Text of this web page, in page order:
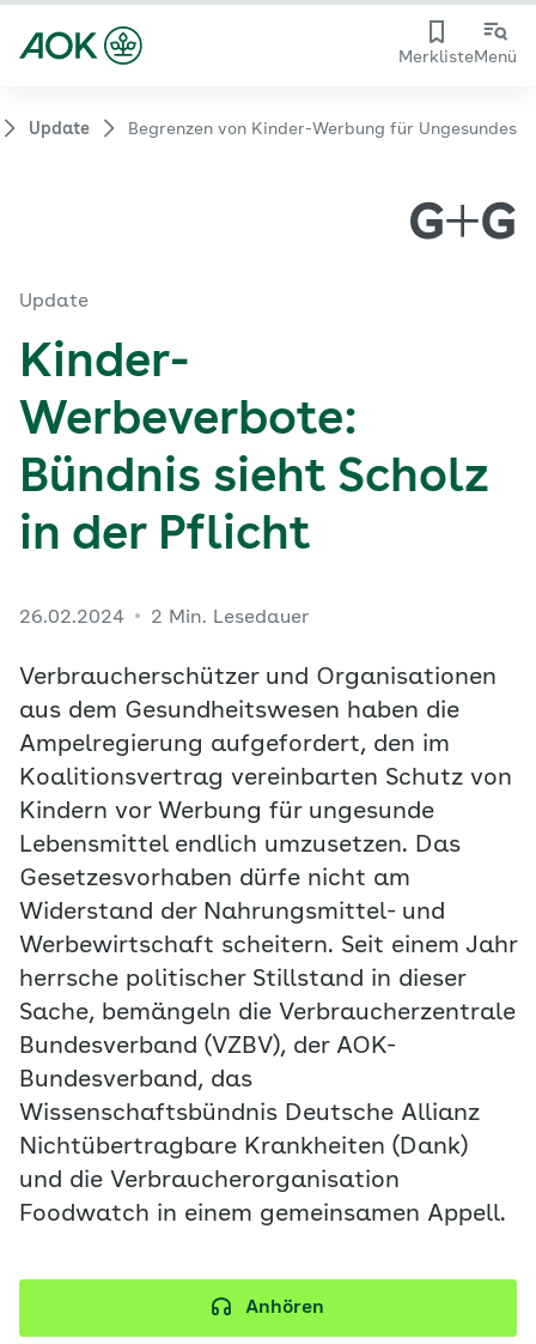
MerklisteMenü
Update Begrenzen von Kinder-Werbung für Ungesundes
Update
Kinder-
Werbeverbote:
Bündnis sieht Scholz
in der Pflicht
26.02.2024 2 Min. Lesedauer
Verbraucherschützer und Organisationen
aus dem Gesundheitswesen haben die
Ampelregierung aufgefordert, den im
Koalitionsvertrag vereinbarten Schutz von
Kindern vor Werbung für ungesunde
Lebensmittel endlich umzusetzen. Das
Gesetzesvorhaben dürfe nicht am
Widerstand der Nahrungsmittel- und
Werbewirtschaft scheitern. Seit einem Jahr
herrsche politischer Stillstand in dieser
Sache, bemängeln die Verbraucherzentrale
Bundesverband (VZBV), der AOK-
Bundesverband, das
Wissenschaftsbündnis Deutsche Allianz
Nichtübertragbare Krankheiten (Dank)
und die Verbraucherorganisation
Foodwatch in einem gemeinsamen Appell.
Anhören